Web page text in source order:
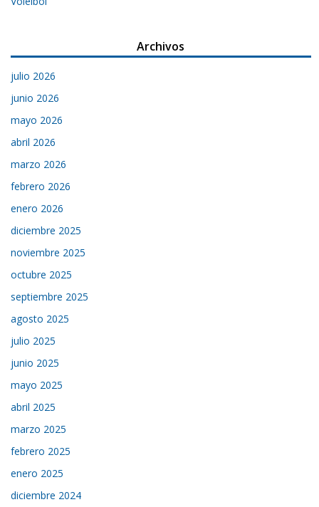
Archivos
julio 2026
junio 2026
mayo 2026
abril 2026
marzo 2026
febrero 2026
enero 2026
diciembre 2025
noviembre 2025
octubre 2025
septiembre 2025
agosto 2025
julio 2025
junio 2025
mayo 2025
abril 2025
marzo 2025
febrero 2025
enero 2025
diciembre 2024